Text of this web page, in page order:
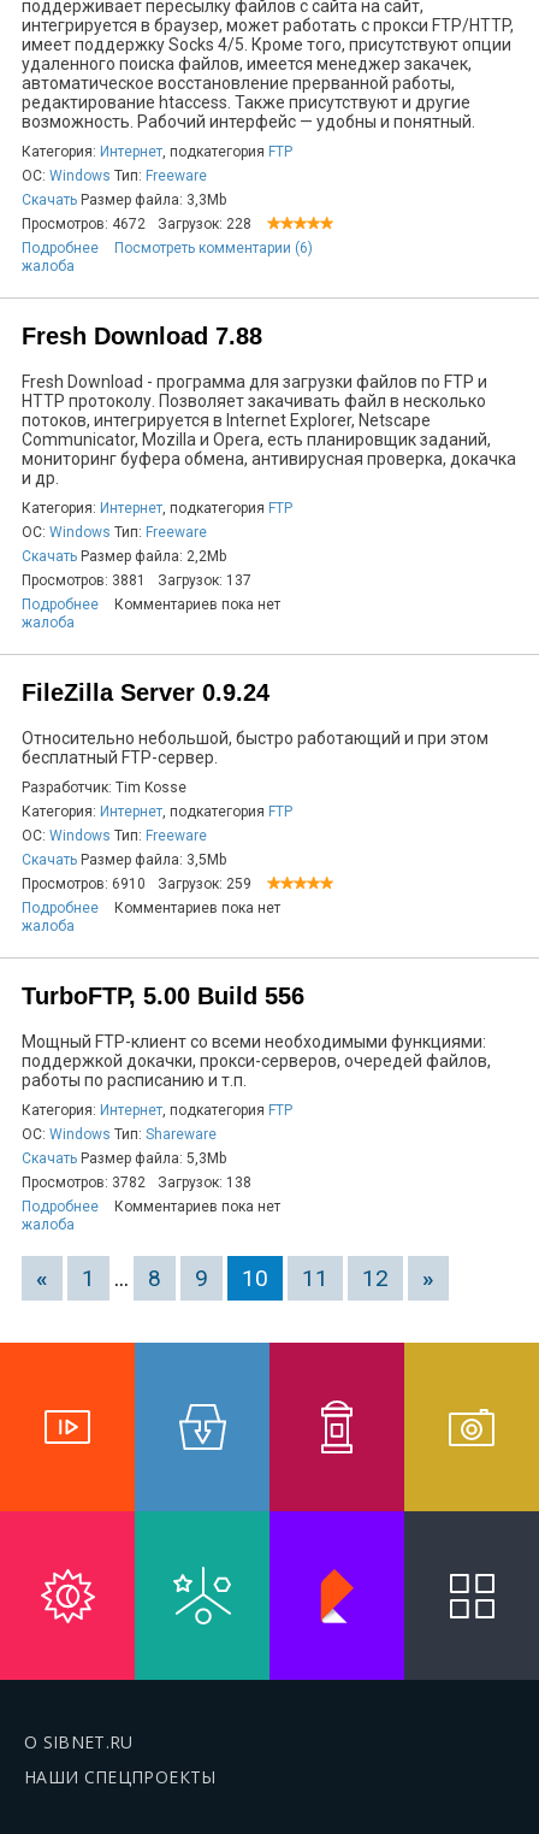
поддерживает пересылку файлов с сайта на сайт,
интегрируется в браузер, может работать с прокси FTP/HTTP,
имеет поддержку Socks 4/5. Кроме того, присутствуют опции
удаленного поиска файлов, имеется менеджер закачек,
автоматическое восстановление прерванной работы,
редактирование htaccess. Также присутствуют и другие
возможность. Рабочий интерфейс — удобны и понятный.
Категория: Интернет, подкатегория FTP
ОС: Windows Тип: Freeware
Скачать Размер файла: 3,3Mb
Просмотров: 4672
Загрузок: 228
Подробнее
Посмотреть комментарии (6)
жалоба
Fresh Download 7.88
Fresh Download - программа для загрузки файлов по FTP и
HTTP протоколу. Позволяет закачивать файл в несколько
потоков, интегрируется в Internet Explorer, Netscape
Communicator, Mozilla и Opera, есть планировщик заданий,
мониторинг буфера обмена, антивирусная проверка, докачка
и др.
Категория: Интернет, подкатегория FTP
ОС: Windows Тип: Freeware
Скачать Размер файла: 2,2Mb
Просмотров: 3881
Загрузок: 137
Подробнее
Комментариев пока нет
жалоба
FileZilla Server 0.9.24
Относительно небольшой, быстро работающий и при этом
бесплатный FTP-сервер.
Разработчик: Tim Kosse
Категория: Интернет, подкатегория FTP
ОС: Windows Тип: Freeware
Скачать Размер файла: 3,5Mb
Просмотров: 6910
Загрузок: 259
Подробнее
Комментариев пока нет
жалоба
TurboFTP, 5.00 Build 556
Мощный FTP-клиент со всеми необходимыми функциями:
поддержкой докачки, прокси-серверов, очередей файлов,
работы по расписанию и т.п.
Категория: Интернет, подкатегория FTP
ОС: Windows Тип: Shareware
Скачать Размер файла: 5,3Mb
Просмотров: 3782
Загрузок: 138
Подробнее
Комментариев пока нет
жалоба
« 1 ... 8 9 10 11 12 »
О SIBNET.RU
НАШИ СПЕЦПРОЕКТЫ